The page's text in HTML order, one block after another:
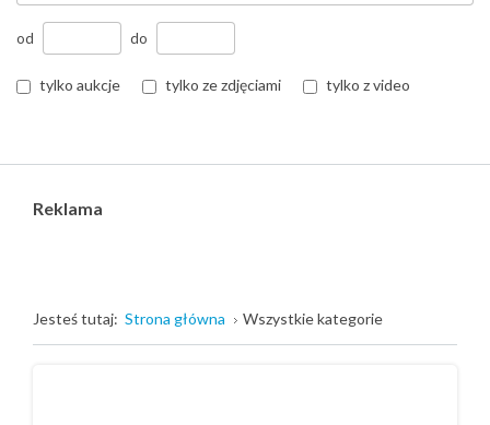
od do
tylko aukcje tylko ze zdjęciami tylko z video
Reklama
Jesteś tutaj: Strona główna Wszystkie kategorie